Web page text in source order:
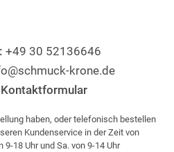
+49 30 52136646
krone.de
haben, oder telefonisch bestellen
Kundenservice in der Zeit von
9-18 Uhr und Sa. von 9-14 Uhr